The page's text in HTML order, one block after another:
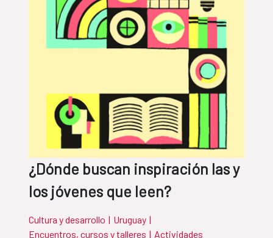
¿Dónde buscan inspiración las y
los jóvenes que leen?
Cultura y desarrollo | Uruguay |
Encuentros, cursos y talleres | Actividades